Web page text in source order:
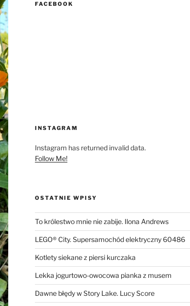
FACEBOOK
INSTAGRAM
Instagram has returned invalid data.
Follow Me!
OSTATNIE WPISY
To królestwo mnie nie zabije. Ilona Andrews
LEGO® City. Supersamochód elektryczny 60486
Kotlety siekane z piersi kurczaka
Lekka jogurtowo-owocowa pianka z musem
Dawne błędy w Story Lake. Lucy Score